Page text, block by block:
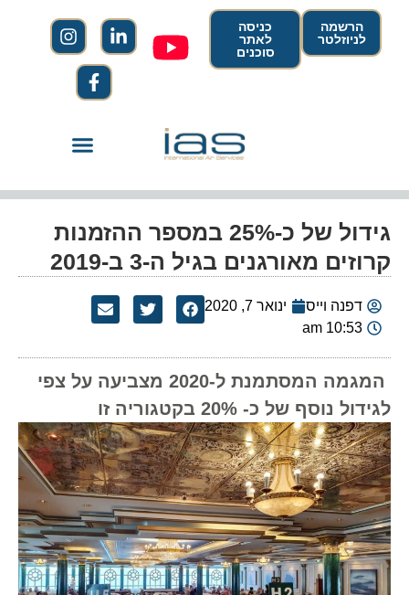
הרשמה
לניוזלטר
כניסה
לאתר
סוכנים
גידול של כ-25% במספר ההזמנות
קרוזים מאורגנים בגיל ה-3 ב-2019
דפנה וייס
ינואר 7, 2020
10:53 am
המגמה המסתמנת ל-2020 מצביעה על צפי
לגידול נוסף של כ- 20% בקטגוריה זו